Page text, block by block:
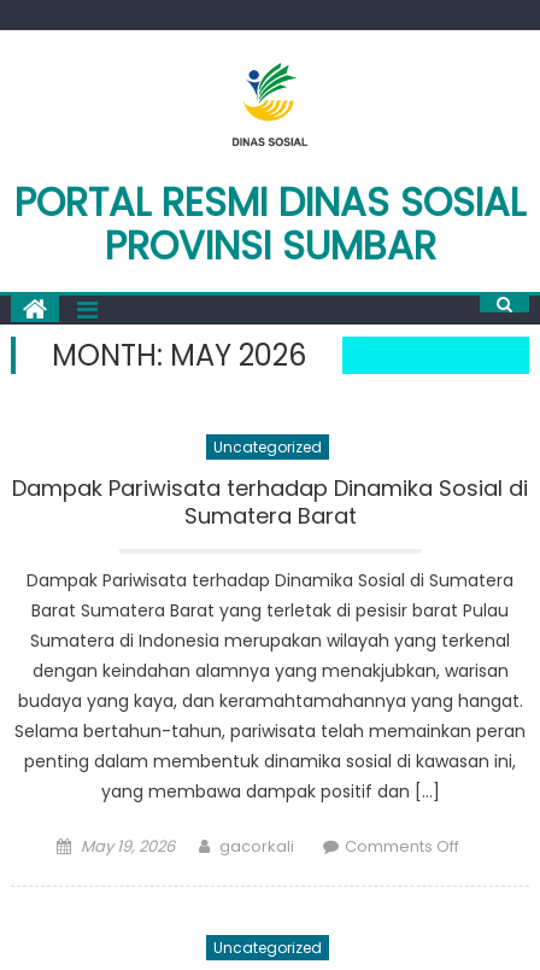
PORTAL RESMI DINAS SOSIAL
PROVINSI SUMBAR
MONTH: MAY 2026
Uncategorized
Dampak Pariwisata terhadap Dinamika Sosial di
Sumatera Barat
Dampak Pariwisata terhadap Dinamika Sosial di Sumatera
Barat Sumatera Barat yang terletak di pesisir barat Pulau
Sumatera di Indonesia merupakan wilayah yang terkenal
dengan keindahan alamnya yang menakjubkan, warisan
budaya yang kaya, dan keramahtamahannya yang hangat.
Selama bertahun-tahun, pariwisata telah memainkan peran
penting dalam membentuk dinamika sosial di kawasan ini,
yang membawa dampak positif dan […]
Posted
May 19, 2026 Author
gacorkali Comments Offon
Uncategorized